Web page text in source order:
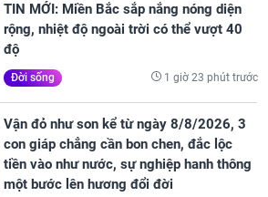
TIN MỚI: Miền Bắc sắp nắng nóng diện
rộng, nhiệt độ ngoài trời có thể vượt 40
độ
Đời sống 1 giờ 23 phút trước
Vận đỏ như son kể từ ngày 8/8/2026, 3
con giáp chẳng cần bon chen, đắc lộc
tiền vào như nước, sự nghiệp hanh thông
một bước lên hương đổi đời